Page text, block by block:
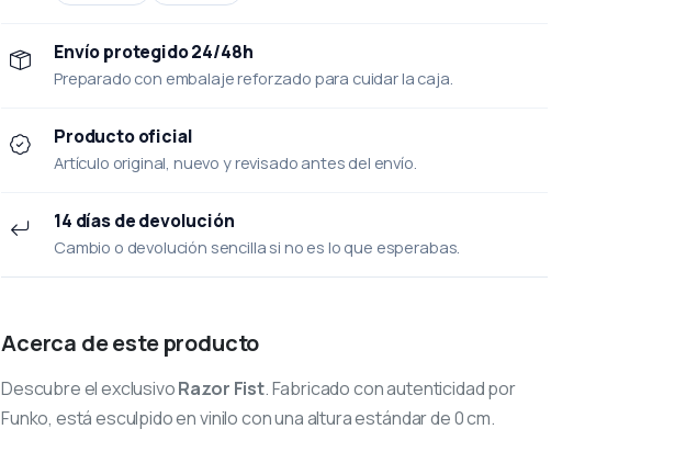
Envío protegido 24/48h
Preparado con embalaje reforzado para cuidar la caja.
Producto oficial
Artículo original, nuevo y revisado antes del envío.
14 días de devolución
Cambio o devolución sencilla si no es lo que esperabas.
Acerca de este producto
Descubre el exclusivoRazor Fist. Fabricado con autenticidad por
Funko, está esculpido en vinilo con una altura estándar de 0 cm.